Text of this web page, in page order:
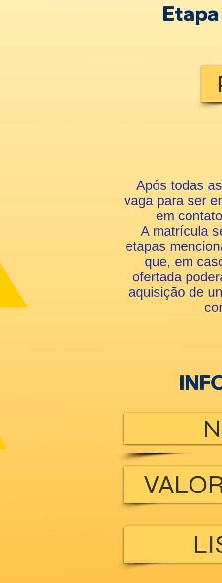
Após todas
vaga para ser
em
A matrícula
etapas
que, em
ofertada
aquisição de